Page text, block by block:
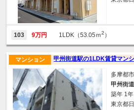
103 9万円 1LDK（53.05ｍ2 ）
甲州街道駅の1LDK賃貸マン
マンション
多摩都
甲州街
築年 1
東京都